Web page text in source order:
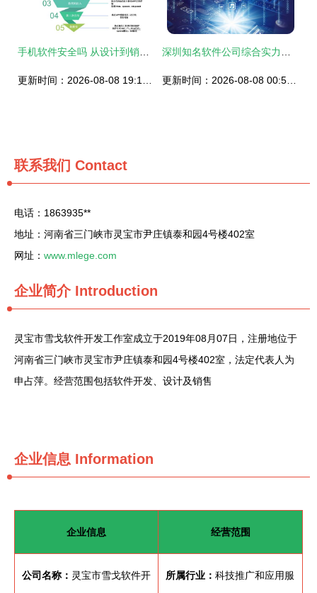
联系我们 Contact
电话：1863935**
地址：河南省三门峡市灵宝市尹庄镇泰和园4号楼402室
网址： www.mlege.com
企业简介Introduction
灵宝市雪戈软件开发工作室成立于2019年08月07日，注册地位于
河南省三门峡市灵宝市尹庄镇泰和园4号楼402室，法定代表人为
申占萍。经营范围包括软件开发、设计及销售
企业信息 Information
企业信息 经营范围
公司名称： 灵宝市雪戈软件开 所属行业： 科技推广和应用服